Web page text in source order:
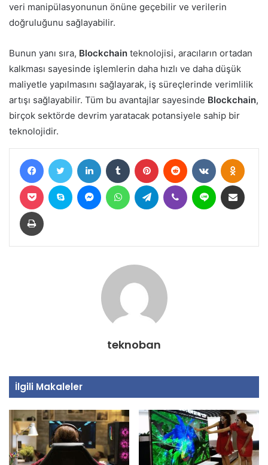
veri manipülasyonunun önüne geçebilir ve verilerin
doğruluğunu sağlayabilir.
Bunun yanı sıra, Blockchain teknolojisi, aracıların ortadan
kalkması sayesinde işlemlerin daha hızlı ve daha düşük
maliyetle yapılmasını sağlayarak, iş süreçlerinde verimlilik
artışı sağlayabilir. Tüm bu avantajlar sayesinde Blockchain,
birçok sektörde devrim yaratacak potansiyele sahip bir
teknolojidir.
FacebookTwitter LinkedIn Tumblr Pinterest Reddit VKontakte
Pocket Skype MessengerWhatsAppTelegram Viber Line
Yazdır
teknoban
İlgili Makaleler